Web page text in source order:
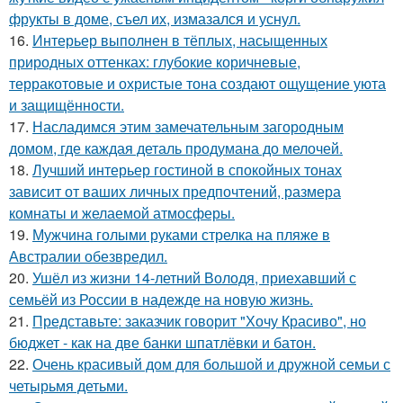
фрукты в доме, съел их, измазался и уснул.
16. Интерьер выполнен в тёплых, насыщенных
природных оттенках: глубокие коричневые,
терракотовые и охристые тона создают ощущение уюта
и защищённости.
17. Насладимся этим замечательным загородным
домом, где каждая деталь продумана до мелочей.
18. Лучший интерьер гостиной в спокойных тонах
зависит от ваших личных предпочтений, размера
комнаты и желаемой атмосферы.
19. Мужчина голыми руками стрелка на пляже в
Австралии обезвредил.
20. Ушёл из жизни 14-летний Володя, приехавший с
семьёй из России в надежде на новую жизнь.
21. Представьте: заказчик говорит "Хочу Красиво", но
бюджет - как на две банки шпатлёвки и батон.
22. Очень красивый дом для большой и дружной семьи с
четырьмя детьми.